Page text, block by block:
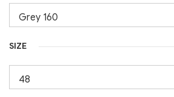
SIZE